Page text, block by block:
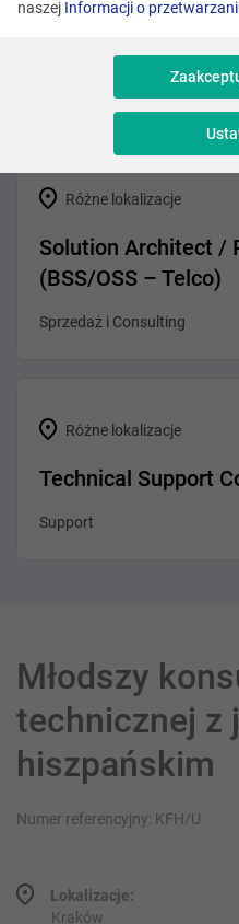
Różne lokalizacje
Solution Architect /
(BSS/OSS – Telco)
Sprzedaż i Consulting
Różne lokalizacje
Technical Support
Support
Młodszy
technicznej z
hiszpańskim
Numer referencyjny: KFH/U
Lokalizacje:
Kraków
naszej Informacji o